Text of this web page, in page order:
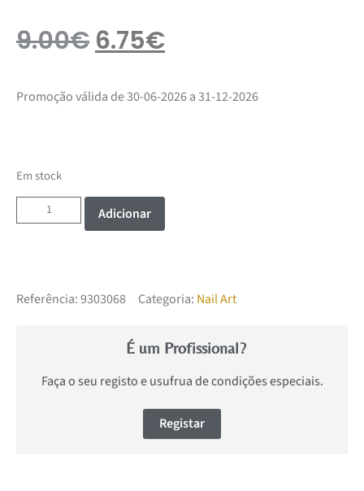
9.00€ 6.75€
Promoção válida de 30-06-2026 a 31-12-2026
Em stock
Adicionar
Referência:9303068 Categoria: Nail Art
É um Profissional?
Faça o seu registo e usufrua de condições especiais.
Registar